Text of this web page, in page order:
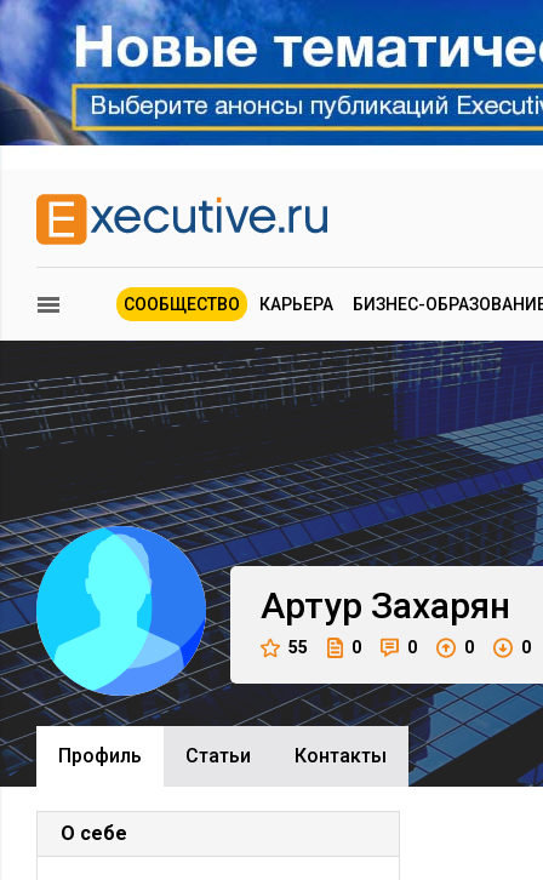
СООБЩЕСТВО КАРЬЕРА БИЗНЕС-
Артур Захарян
55 0 0 0 0
Профиль Cтатьи Контакты
О себе